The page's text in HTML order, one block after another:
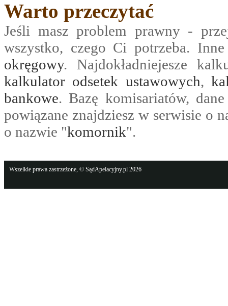
Warto przeczytać
Jeśli masz problem prawny -
wszystko, czego Ci potrzeba.
okręgowy. Najdokładniejesze
kalkulator odsetek ustawowych,
bankowe. Bazę komisariatów,
powiązane znajdziesz w serwisie o
o nazwie "komornik".
Wszelkie prawa zastrzeżone, © SądApelacyjny.pl 2026